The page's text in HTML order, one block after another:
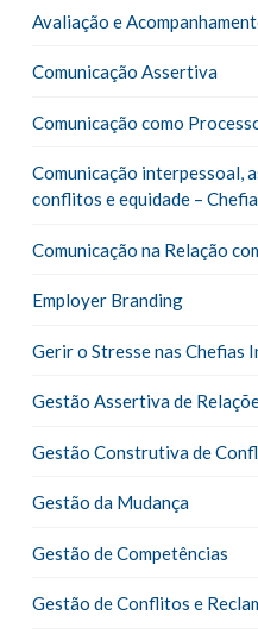
Avaliação e
Comunicação Assertiva
Comunicação como
Comunicação interpessoal,
conflitos e equidade –
Comunicação na Relação
Employer Branding
Gerir o Stresse nas Chefias
Gestão Assertiva de
Gestão Construtiva de
Gestão da Mudança
Gestão de Competências
Gestão de Conflitos e